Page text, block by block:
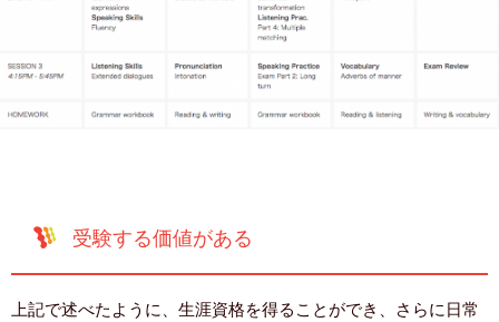
受験する価値がある
上記で述べたように、生涯資格を得ることができ、さらに日常